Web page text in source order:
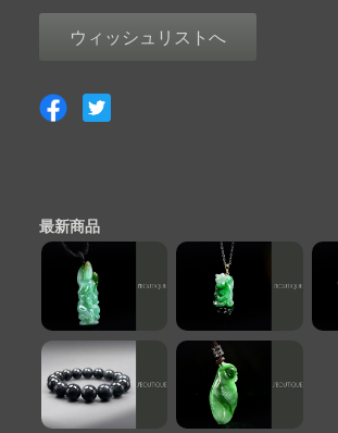
ウィッシュリストへ
最新商品